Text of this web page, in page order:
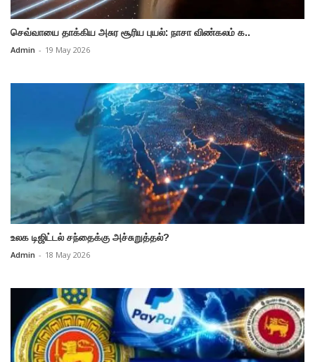
செவ்வாயை தாக்கிய அசுர சூரிய புயல்: நாசா விண்கலம் க..
Admin - 19 May 2026
உலக டிஜிட்டல் சந்தைக்கு அச்சுறுத்தல்?
Admin - 18 May 2026